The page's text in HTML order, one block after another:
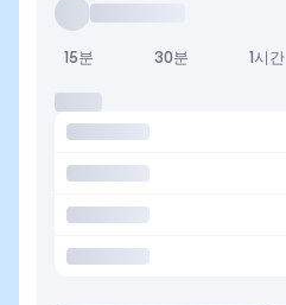
15분 30분 1시간